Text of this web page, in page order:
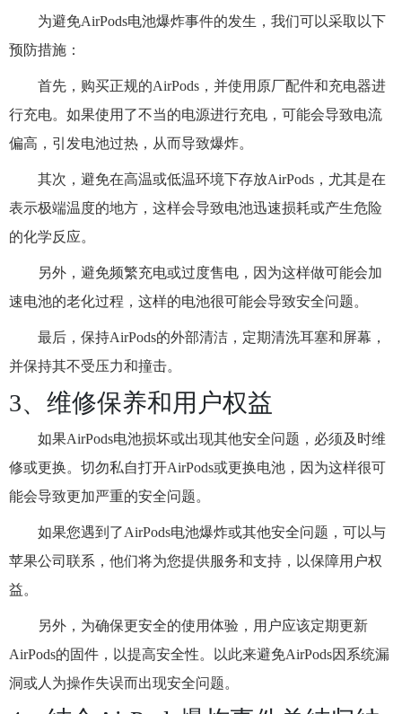
为避免AirPods电池爆炸事件的发生，我们可以采取以下
预防措施：
首先，购买正规的AirPods，并使用原厂配件和充电器进
行充电。如果使用了不当的电源进行充电，可能会导致电流
偏高，引发电池过热，从而导致爆炸。
其次，避免在高温或低温环境下存放AirPods，尤其是在
表示极端温度的地方，这样会导致电池迅速损耗或产生危险
的化学反应。
另外，避免频繁充电或过度售电，因为这样做可能会加
速电池的老化过程，这样的电池很可能会导致安全问题。
最后，保持AirPods的外部清洁，定期清洗耳塞和屏幕，
并保持其不受压力和撞击。
3、维修保养和用户权益
如果AirPods电池损坏或出现其他安全问题，必须及时维
修或更换。切勿私自打开AirPods或更换电池，因为这样很可
能会导致更加严重的安全问题。
如果您遇到了AirPods电池爆炸或其他安全问题，可以与
苹果公司联系，他们将为您提供服务和支持，以保障用户权
益。
另外，为确保更安全的使用体验，用户应该定期更新
AirPods的固件，以提高安全性。以此来避免AirPods因系统漏
洞或人为操作失误而出现安全问题。